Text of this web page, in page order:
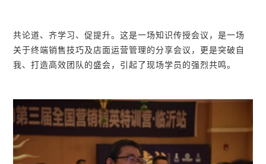
共论道、齐学习、促提升。这是一场知识传授会议，是一场
关于终端销售技巧及店面运营管理的分享会议，更是突破自
我、打造高效团队的盛会，引起了现场学员的强烈共鸣。